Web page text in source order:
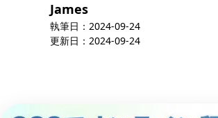
James
執筆日： 2024-09-24
更新日： 2024-09-24